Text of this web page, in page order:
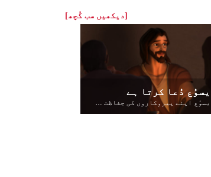
[دیکھیں سب کُچھ]
یسوُع دُعا کرتا ہے